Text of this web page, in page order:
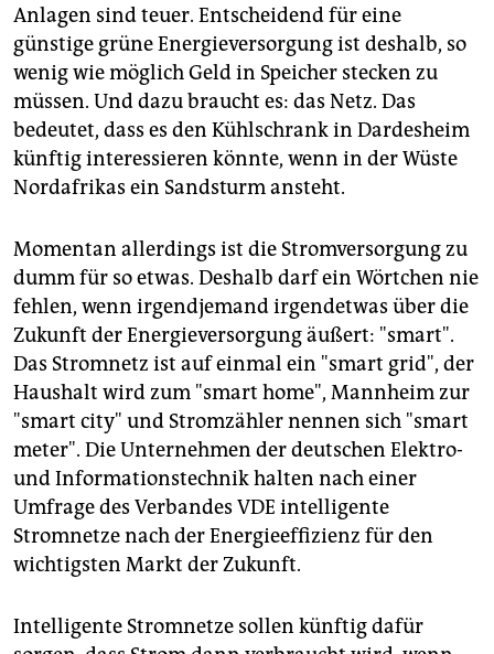
Anlagen sind teuer. Entscheidend für eine
günstige grüne Energieversorgung ist deshalb, so
wenig wie möglich Geld in Speicher stecken zu
müssen. Und dazu braucht es: das Netz. Das
bedeutet, dass es den Kühlschrank in Dardesheim
künftig interessieren könnte, wenn in der Wüste
Nordafrikas ein Sandsturm ansteht.
Momentan allerdings ist die Stromversorgung zu
dumm für so etwas. Deshalb darf ein Wörtchen nie
fehlen, wenn irgendjemand irgendetwas über die
Zukunft der Energieversorgung äußert: "smart".
Das Stromnetz ist auf einmal ein "smart grid", der
Haushalt wird zum "smart home", Mannheim zur
"smart city" und Stromzähler nennen sich "smart
meter". Die Unternehmen der deutschen Elektro-
und Informationstechnik halten nach einer
Umfrage des Verbandes VDE intelligente
Stromnetze nach der Energieeffizienz für den
wichtigsten Markt der Zukunft.
Intelligente Stromnetze sollen künftig dafür